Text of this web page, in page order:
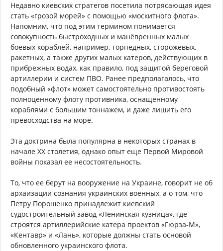
Недавно киевских стратегов посетила потрясающая идея
стать «грозой морей» с помощью «москитного флота».
Напомним, что под этим термином понимается
совокупность быстроходных и манёвренных малых
боевых кораблей, например, торпедных, сторожевых,
ракетных, а также других малых катеров, действующих в
прибрежных водах, как правило, под защитой береговой
артиллерии и систем ПВО. Ранее предполагалось, что
подобный «флот» может самостоятельно противостоять
полноценному флоту противника, оснащенному
кораблями с большим тоннажем, и даже лишить его
превосходства на море.
Эта доктрина была популярна в некоторых странах в
начале ХХ столетия, однако опыт еще Первой Мировой
войны показал ее несостоятельность.
То, что ее берут на вооружение на Украине, говорит не об
архаизации сознания украинских военных, а о том, что
Петру Порошенко принадлежит киевский
судостроительный завод «Ленинская кузница», где
строятся артиллерийские катера проектов «Гюрза-М»,
«Кентавр» и «Лань», которые должны стать основой
обновленного украинского флота.